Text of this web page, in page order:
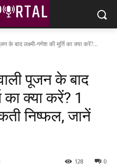
के बाद लक्ष्मी-गणेश की मूर्ति का क्या करें?...
पूजन के बाद
का क्या करें? 1
निष्फल, जानें
0
128